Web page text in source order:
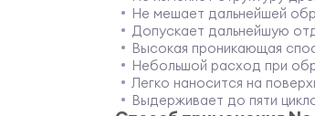
Не мешает дальнейшей
Допускает дальнейшую
Высокая проникающая
Небольшой расход при
Легко наносится на
Выдерживает до пяти